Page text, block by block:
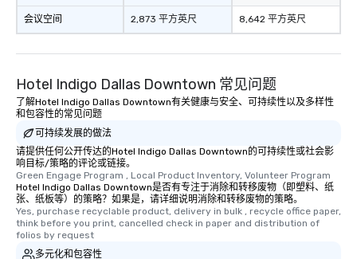
会议空间 2,873 平方英尺 8,642 平方英尺
Hotel Indigo Dallas Downtown 常见问题
了解Hotel Indigo Dallas Downtown有关健康与安全、可持续性以及多样性
和包容性的常见问题
可持续发展的做法
请提供任何公开传达的Hotel Indigo Dallas Downtown的可持续性或社会影
响目标/策略的评论或链接。
Green Engage Program , Local Product Inventory, Volunteer Program
Hotel Indigo Dallas Downtown是否有专注于消除和转移废物（即塑料、纸
张、纸板等）的策略？如果是，请详细说明消除和转移废物的策略。
Yes, purchase recyclable product, delivery in bulk , recycle office paper,
think before you print, cancelled check in paper and distribution of
folios by request
多元化和包容性